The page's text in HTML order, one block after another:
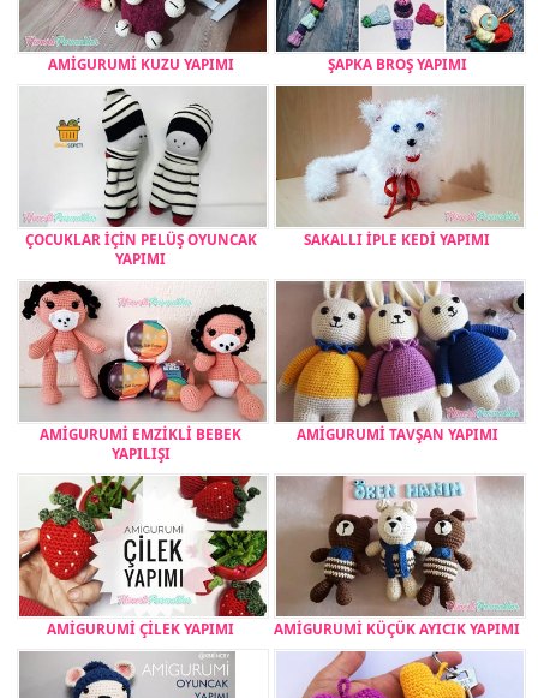
AMİGURUMİ KUZU YAPIMI ŞAPKA BROŞ YAPIMI
ÇOCUKLAR İÇİN PELÜŞ OYUNCAK
YAPIMI
SAKALLI İPLE KEDİ YAPIMI
AMİGURUMİ EMZİKLİ BEBEK
YAPILIŞI
AMİGURUMİ TAVŞAN YAPIMI
AMİGURUMİ ÇİLEK YAPIMI AMİGURUMİ KÜÇÜK AYICIK YAPIMI